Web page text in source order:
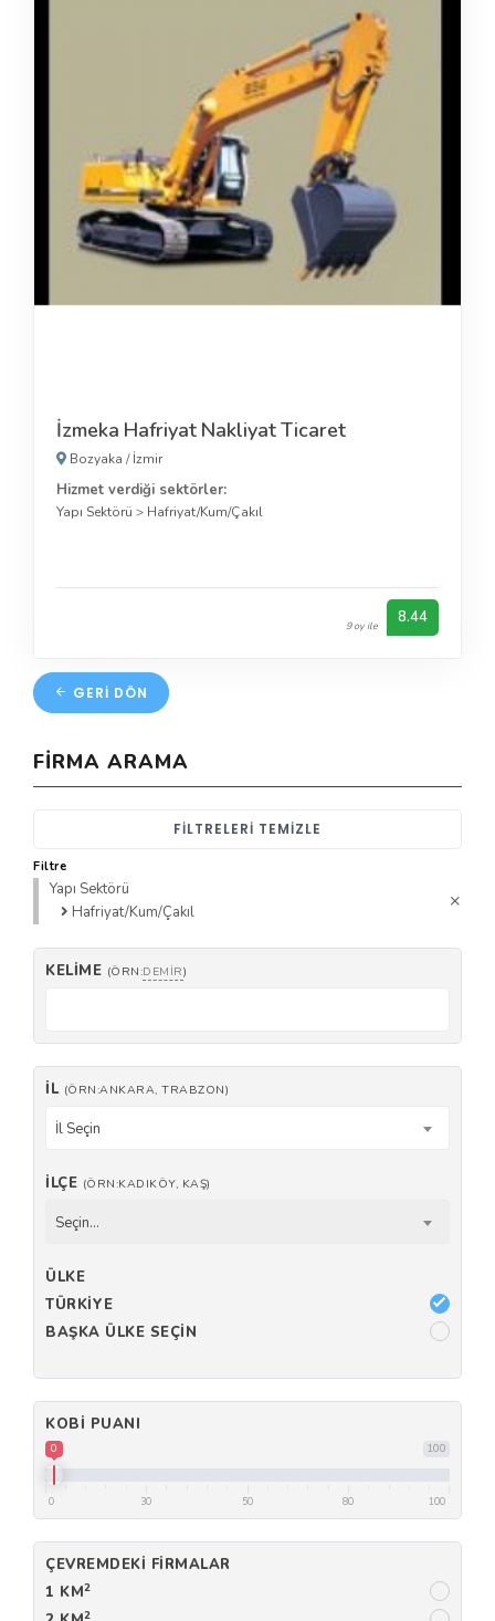
İzmeka Hafriyat Nakliyat Ticaret
Bozyaka /İzmir
Hizmet verdiği sektörler:
Yapı Sektörü > Hafriyat/Kum/Çakıl
9 oy ile 8.44
GERI DÖN
FIRMA ARAMA
FILTRELERI TEMIZLE
Filtre
Yapı Sektörü
Hafriyat/Kum/Çakıl
KELIME (ÖRN:DEMIR)
İL (ÖRN:ANKARA, TRABZON)
İl Seçin
İLÇE (ÖRN:KADIKÖY, KAŞ)
Seçin...
ÜLKE
TÜRKIYE
BAŞKA ÜLKE SEÇIN
KOBI PUANI
100
0
0 30 50 80 100
ÇEVREMDEKI FIRMALAR
1 KM2
2